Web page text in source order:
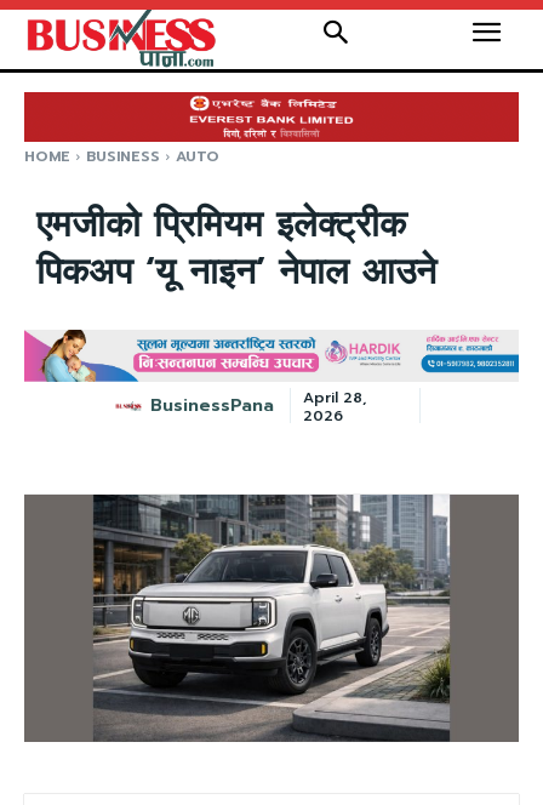
HOME BUSINESS AUTO
एमजीको प्रिमियम इलेक्ट्रीक
पिकअप ‘यू नाइन’ नेपाल आउने
BusinessPana
April 28,
2026